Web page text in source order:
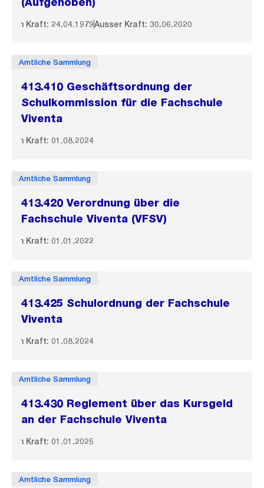
In Kraft: 24.04.1979Ausser Kraft: 30.06.2020
Amtliche Sammlung
413.410 Geschäftsordnung der
Schulkommission für die Fachschule
Viventa
In Kraft: 01.08.2024
Amtliche Sammlung
413.420 Verordnung über die
Fachschule Viventa (VFSV)
In Kraft: 01.01.2022
Amtliche Sammlung
413.425 Schulordnung der Fachschule
Viventa
In Kraft: 01.08.2024
Amtliche Sammlung
413.430 Reglement über das Kursgeld
an der Fachschule Viventa
In Kraft: 01.01.2025
Amtliche Sammlung